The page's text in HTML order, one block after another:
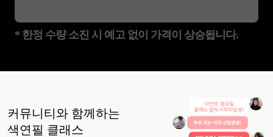
* 한정 수량 소진 시 예고 없이 가격이 상승됩니다.
커뮤니티와 함께하는
색연필 클래스